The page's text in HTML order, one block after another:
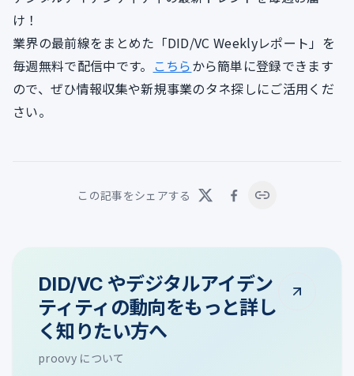
け！
業界の最前線をまとめた「DID/VC Weeklyレポート」を
毎週無料で配信中です。 こちらから簡単に登録できます
ので、ぜひ情報収集や新規事業のタネ探しにご活用くだ
さい。
この記事をシェアする
DID/VC やデジタルアイデン
ティティの動向をもっと詳し
く知りたい方へ
proovy について